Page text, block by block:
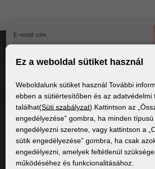
Elfogadoma GDPR
ÁLTALÁNOS
Adatvédelmi irányelvek
Sütiszabályzat
Ez a weboldal sütiket használ
Weboldalunk sütiket használ További
ebben a sütiértesítőben és az adatvédelmi
találhat(Süti szabályzat).Kattintson az
engedélyezése” gombra, ha minden típusú
engedélyezni szeretne, vagy kattintson a
sütik engedélyezése” gombra, ha csak
engedélyezni, amelyek feltétlenül
működéséhez és funkcionalitásához.